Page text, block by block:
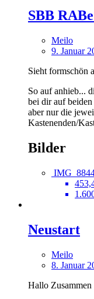
SBB
Meilo
9. Januar
Sieht formschön
So auf anhieb...
bei dir auf
aber nur die
Kastenenden/
Bilder
Neustart
Meilo
8. Januar
Hallo Zusammen